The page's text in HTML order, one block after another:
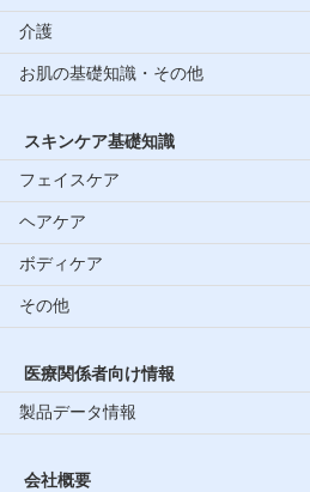
介護
お肌の基礎知識・その他
スキンケア基礎知識
フェイスケア
ヘアケア
ボディケア
その他
医療関係者向け情報
製品データ情報
会社概要